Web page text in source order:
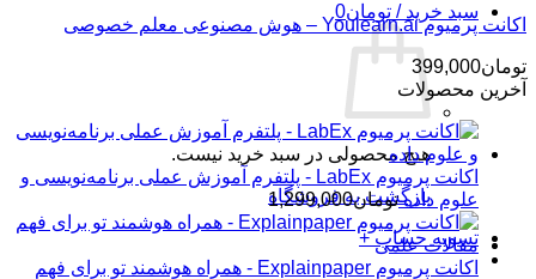
سبد خرید / تومان0
هیچ محصولی در سبد خرید نیست.
بازگشت به فروشگاه
تسویه حساب +
اکانت پرمیوم Youlearn.ai – هوش مصنوعی معلم خصوصی
تومان399,000
آخرین محصولات
اکانت پرمیوم LabEx - پلتفرم آموزش عملی برنامه‌نویسی و
علوم داده تومان1,299,000
اکانت پرمیوم Explainpaper - همراه هوشمند تو برای فهم